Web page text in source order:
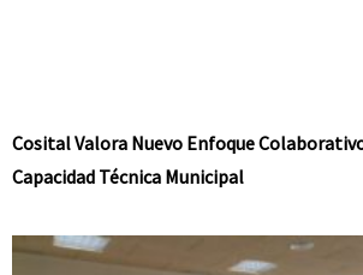
Cosital Valora Nuevo Enfoque
Capacidad Técnica Municipal